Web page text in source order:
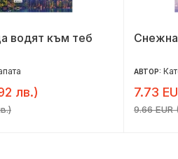
водят към теб
лв.)
АВТОР:
7.73
9.66 EUR